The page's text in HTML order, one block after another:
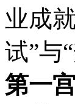
业成
试”与
第一